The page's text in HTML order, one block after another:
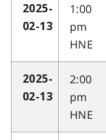
2025-
02-13
1:00
pm
HNE
2025-
02-13
2:00
pm
HNE